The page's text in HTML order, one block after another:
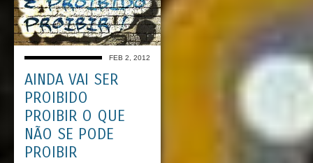
FEB 2, 2012
AINDA VAI SER
PROIBIDO
PROIBIR O QUE
NÃO SE PODE
PROIBIR